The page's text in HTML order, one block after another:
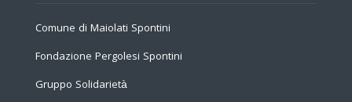
Comune di Maiolati Spontini
Fondazione Pergolesi Spontini
Gruppo Solidarietà